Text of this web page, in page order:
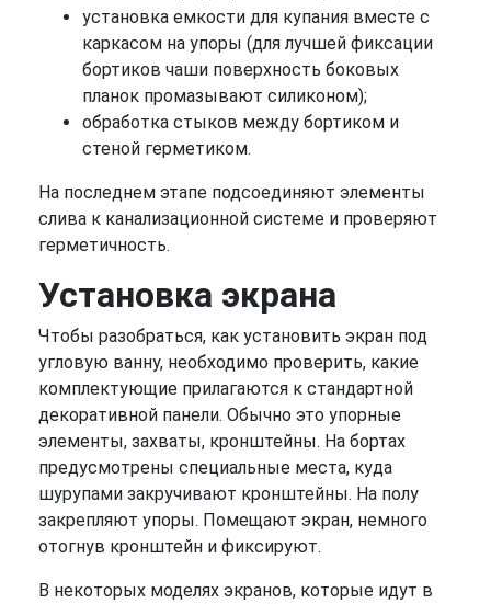
установка емкости для купания вместе с
каркасом на упоры (для лучшей фиксации
бортиков чаши поверхность боковых
планок промазывают силиконом);
обработка стыков между бортиком и
стеной герметиком.
На последнем этапе подсоединяют элементы
слива к канализационной системе и проверяют
герметичность.
Установка экрана
Чтобы разобраться, как установить экран под
угловую ванну, необходимо проверить, какие
комплектующие прилагаются к стандартной
декоративной панели. Обычно это упорные
элементы, захваты, кронштейны. На бортах
предусмотрены специальные места, куда
шурупами закручивают кронштейны. На полу
закрепляют упоры. Помещают экран, немного
отогнув кронштейн и фиксируют.
В некоторых моделях экранов, которые идут в